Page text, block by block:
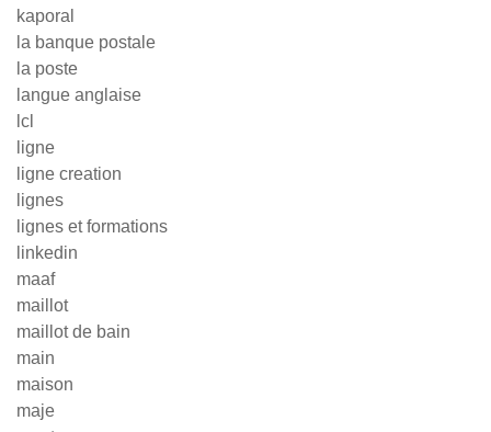
kaporal
la banque postale
la poste
langue anglaise
lcl
ligne
ligne creation
lignes
lignes et formations
linkedin
maaf
maillot
maillot de bain
main
maison
maje